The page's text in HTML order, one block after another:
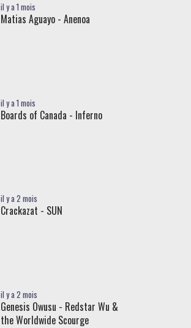
il y a 1 mois
Matias Aguayo - Anenoa
il y a 1 mois
Boards of Canada - Inferno
il y a 2 mois
Crackazat - SUN
il y a 2 mois
Genesis Owusu - Redstar Wu &
the Worldwide Scourge